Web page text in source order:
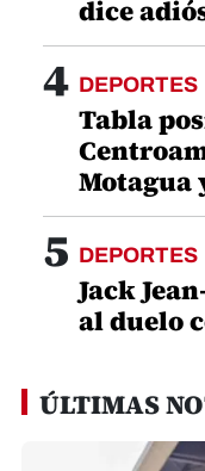
dice
4 DEPORTES
Tabla
Motagua
5 DEPORTES
Jack
al duelo
ÚLTIMAS